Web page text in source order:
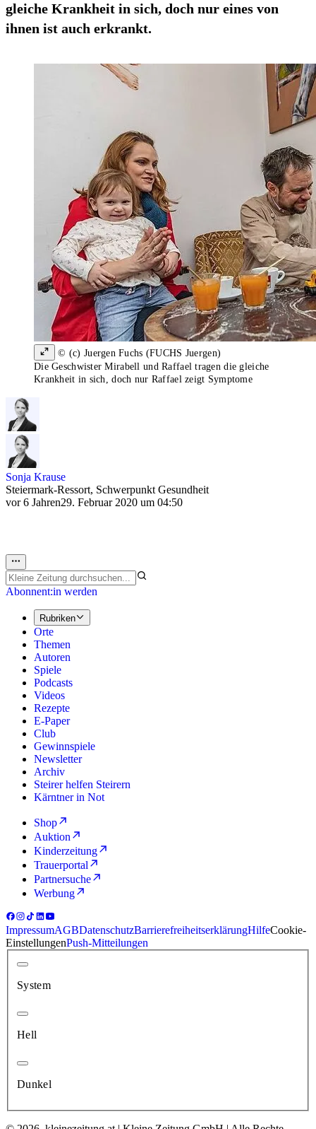
gleiche Krankheit in sich, doch nur eines von
ihnen ist auch erkrankt.
© (c) Juergen Fuchs (FUCHS Juergen)
Die Geschwister Mirabell und Raffael tragen die gleiche
Krankheit in sich, doch nur Raffael zeigt Symptome
Sonja Krause
Steiermark-Ressort, Schwerpunkt Gesundheit
vor 6 Jahren29. Februar 2020 um 04:50
Abonnent:in werden
Rubriken
Orte
Themen
Autoren
Spiele
Podcasts
Videos
Rezepte
E-Paper
Club
Gewinnspiele
Newsletter
Archiv
Steirer helfen Steirern
Kärntner in Not
Shop
Auktion
Kinderzeitung
Trauerportal
Partnersuche
Werbung
ImpressumAGBDatenschutzBarrierefreiheitserklärungHilfeCookie-
EinstellungenPush-Mitteilungen
System
Hell
Dunkel